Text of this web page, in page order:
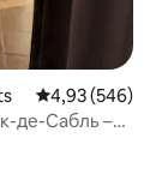
Середня
4,93 (546)
де-Сабль –